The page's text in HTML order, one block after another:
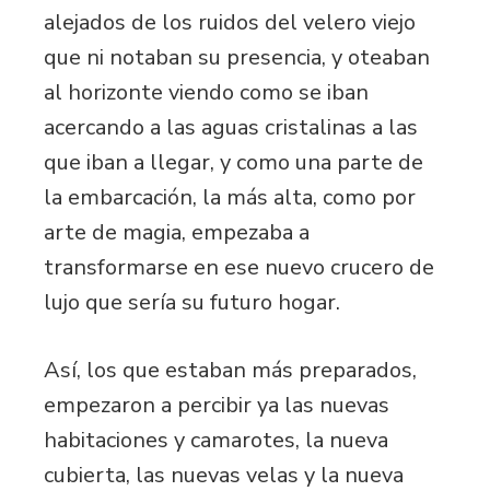
alejados de los ruidos del velero viejo
que ni notaban su presencia, y oteaban
al horizonte viendo como se iban
acercando a las aguas cristalinas a las
que iban a llegar, y como una parte de
la embarcación, la más alta, como por
arte de magia, empezaba a
transformarse en ese nuevo crucero de
lujo que sería su futuro hogar.
Así, los que estaban más preparados,
empezaron a percibir ya las nuevas
habitaciones y camarotes, la nueva
cubierta, las nuevas velas y la nueva